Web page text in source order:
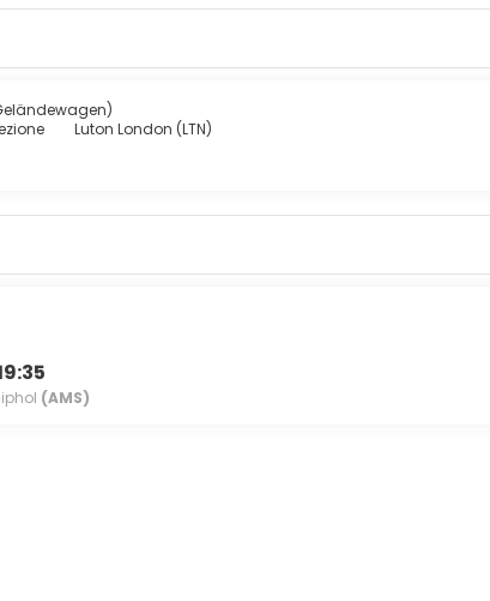
Luton London (LTN)
(AMS)